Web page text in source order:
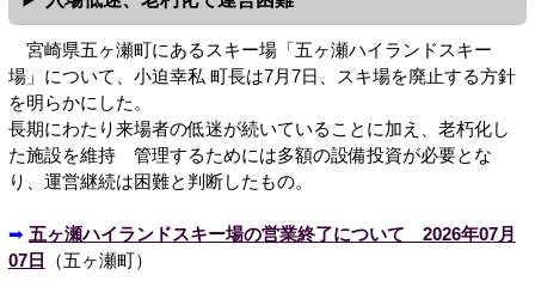
宮崎県五ヶ瀬町にあるスキー場「五ヶ瀬ハイランドスキー
場」について、小迫幸私 町長は7月7日、スキ場を廃止する方針
を明らかにした。
長期にわたり来場者の低迷が続いていることに加え、老朽化し
た施設を維持 管理するためには多額の設備投資が必要とな
り、運営継続は困難と判断したもの。
➡ 五ヶ瀬ハイランドスキー場の営業終了について 2026年07月
07日
（五ヶ瀬町）